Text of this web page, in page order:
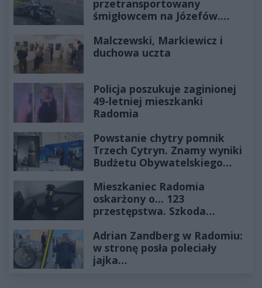
przetransportowany
śmigłowcem na Józefów.
Malczewski, Markiewicz i
duchowa uczta
Policja poszukuje zaginionej
49-letniej mieszkanki
Radomia
Powstanie chytry pomnik
Trzech Cytryn. Znamy wyniki
Budżetu Obywatelskiego
Mieszkaniec Radomia
oskarżony o... 123
przestępstwa. Szkoda
złotych
Adrian Zandberg w Radomiu:
w stronę posła poleciały
jajka…